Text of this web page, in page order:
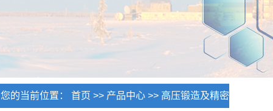
您的当前位置： 首页 >> 产品中心 >> 高压锻造及精密